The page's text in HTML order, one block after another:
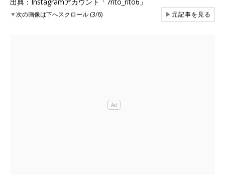
▼次の画像は下へスクロール (3/6) ▶元記事を見る